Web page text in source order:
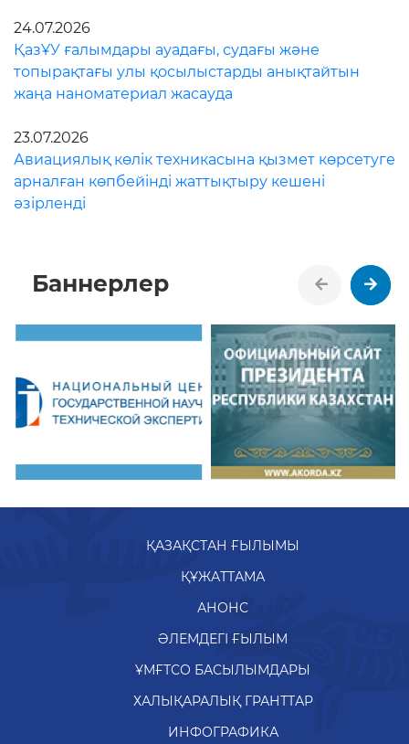
24.07.2026
ҚазҰУ ғалымдары ауадағы, судағы және
топырақтағы улы қосылыстарды анықтайтын
жаңа наноматериал жасауда
23.07.2026
Авиациялық көлік техникасына қызмет көрсетуге
арналған көпбейінді жаттықтыру кешені
әзірленді
Баннерлер
ҚАЗАҚСТАН ҒЫЛЫМЫ
ҚҰЖАТТАМА
АНОНС
ӘЛЕМДЕГІ ҒЫЛЫМ
ҰМҒТСО БАСЫЛЫМДАРЫ
ХАЛЫҚАРАЛЫҚ ГРАНТТАР
ИНФОГРАФИКА